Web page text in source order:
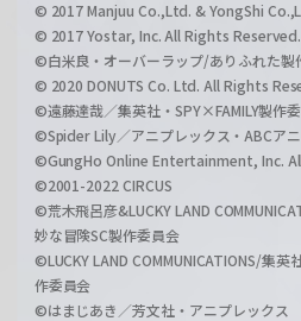
© 2017 Manjuu Co.,Ltd. & YongShi
© 2017 Yostar, Inc. All Rights Reserved.
©白米良・オーバーラップ/ありふれた製
© 2020 DONUTS Co. Ltd. All Rights
©遠藤達哉／集英社・SPY×FAMILY製作
©Spider Lily／アニプレックス・ABCア
©GungHo Online Entertainment, Inc.
©2001-2022 CIRCUS
©荒木飛呂彦&LUCKY LAND
妙な冒険SC製作委員会
©LUCKY LAND COMMUNICATIONS/集英
作委員会
©はまじあき／芳文社・アニプレックス